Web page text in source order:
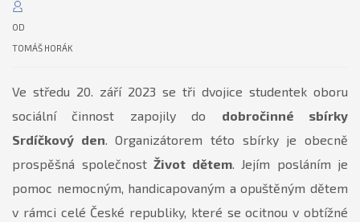
OD
TOMÁŠ HORÁK
Ve středu 20. září 2023 se tři dvojice studentek oboru
sociální činnost zapojily do dobročinné sbírky
Srdíčkový den. Organizátorem této sbírky je obecně
prospěšná společnost Život dětem. Jejím posláním je
pomoc nemocným, handicapovaným a opuštěným dětem
v rámci celé České republiky, které se ocitnou v obtížné